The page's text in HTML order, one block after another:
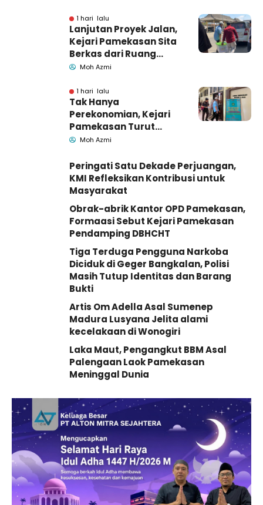
1 hari lalu
Lanjutan Proyek Jalan,
Kejari Pamekasan Sita
Berkas dari Ruang
Pemkab Pamekasan
Moh Azmi
1 hari lalu
Tak Hanya
Perekonomian, Kejari
Pamekasan Turut
Geledah Ruang
Jasa
Moh Azmi
Peringati Satu Dekade Perjuangan,
KMI Refleksikan Kontribusi untuk
Masyarakat
Obrak-abrik Kantor OPD Pamekasan,
Formaasi Sebut Kejari Pamekasan
Pendamping DBHCHT
Tiga Terduga Pengguna Narkoba
Diciduk di Geger Bangkalan, Polisi
Masih Tutup Identitas dan Barang
Bukti
Artis Om Adella Asal Sumenep
Madura Lusyana Jelita alami
kecelakaan di Wonogiri
Laka Maut, Pengangkut BBM Asal
Palengaan Laok Pamekasan
Meninggal Dunia